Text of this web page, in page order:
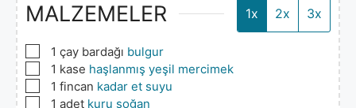
MALZEMELER 1x 2x 3x
▢1 çay bardağı bulgur
▢1 kase haşlanmış yeşil mercimek
▢1 fincan kadar et suyu
▢1 adet kuru soğan